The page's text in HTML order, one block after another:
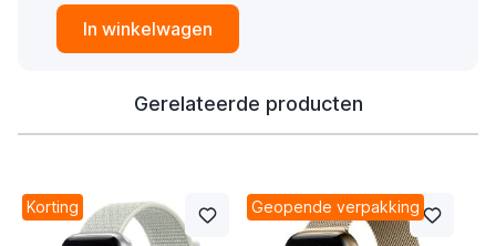
In winkelwagen
Gerelateerde producten
Korting Geopende verpakking